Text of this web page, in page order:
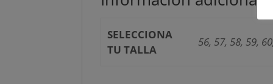
SELECCIONA
TU TALLA
56, 57, 58, 59,